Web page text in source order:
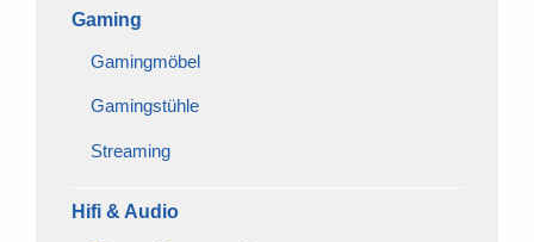
Gaming
Gamingmöbel
Gamingstühle
Streaming
Hifi & Audio